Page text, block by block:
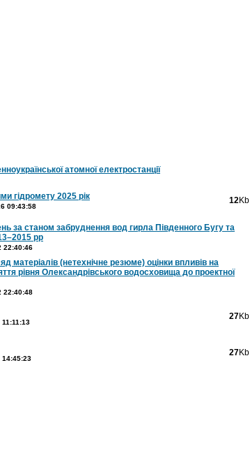
атомної електростанції
гідромету 2025 рік
09:43:58
12Kb
за станом забруднення вод гирла Південного Бугу та
рр
22:40:46
матеріалів (нетехнічне резюме) оцінки впливів на
рівня Олександрівського водосховища до проектної
22:40:48
27Kb
14:45:23
27Kb